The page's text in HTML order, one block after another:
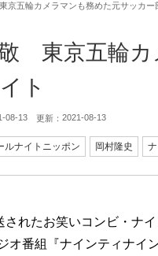
京五輪カメラマンも務めた元サッカー
東京五輪
ト
08-13 更新： 2021-08-13
ルナイトニッポン 岡村隆史
れたお笑いコンビ・ナ
オ番組『ナインティナイ